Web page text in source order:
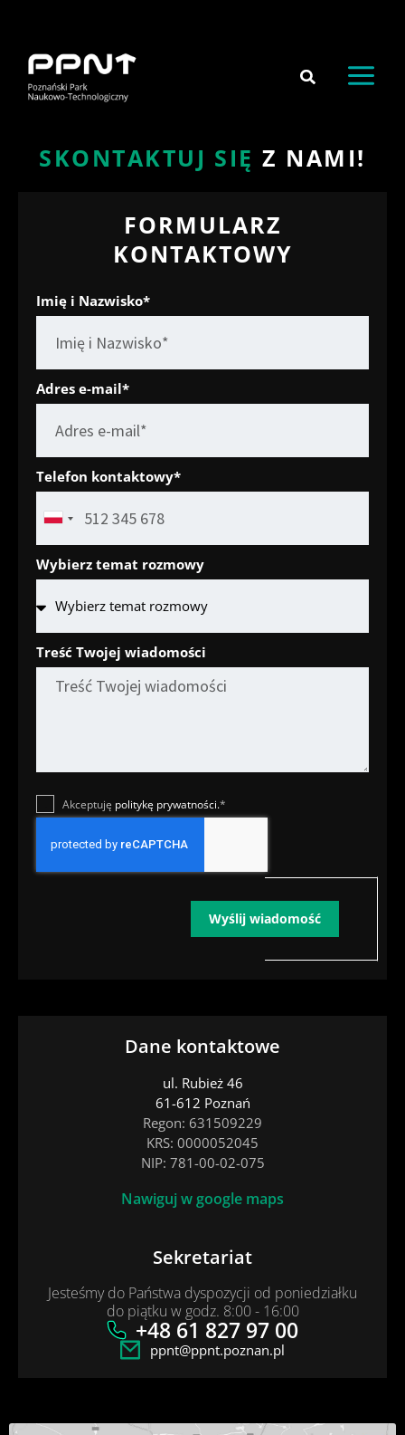
SKONTAKTUJ SIĘ Z NAMI!
Dane kontaktowe
ul. Rubież 46
61-612 Poznań
Regon: 631509229
KRS: 0000052045
NIP: 781-00-02-075
Nawiguj w google maps
Sekretariat
Jesteśmy do Państwa dyspozycji od poniedziałku
do piątku w godz. 8:00 - 16:00
+48 61 827 97 00
ppnt@ppnt.poznan.pl
FORMULARZ
KONTAKTOWY
Imię i Nazwisko*
Adres e-mail*
Telefon kontaktowy*
P
o
l
a
n
4
Wybierz temat rozmowy
Treść Twojej wiadomości
Akceptuję politykę prywatności.*
Wyślij wiadomość